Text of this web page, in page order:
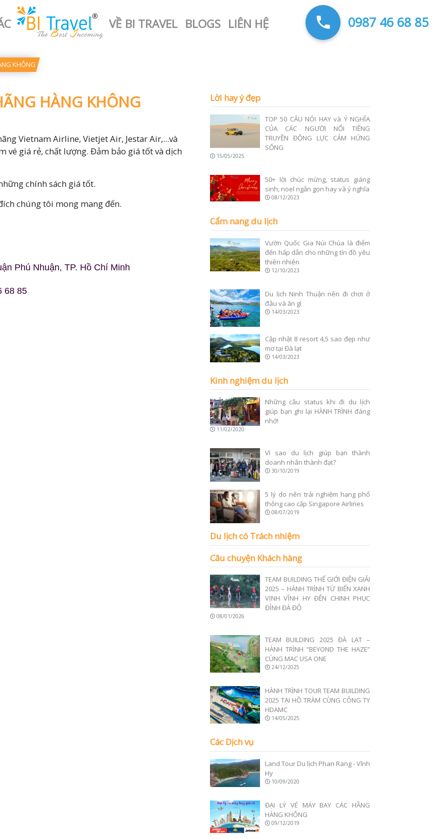
VỀ BI TRAVEL BLOGS LIÊN HỆ 0987 46 68 85
KHÔNG
HÀNG KHÔNG
Vietnam Airline, Vietjet Air, Jestar Air,...và
vé giá rẻ, chất lượng. Đảm bảo giá tốt và dịch
chính sách giá tốt.
chúng tôi mong mang đến.
Phú Nhuận, TP. Hồ Chí Minh
68 85
Lời hay ý đẹp
TOP 50 CÂU NÓI HAY và Ý NGHĨA
CỦA CÁC NGƯỜI NỔI TIẾNG
TRUYỀN ĐỘNG LỰC CẢM HỨNG
SỐNG
15/05/2025
50+ lời chúc mừng, status giáng
sinh, noel ngắn gọn hay và ý nghĩa
08/12/2023
Cẩm nang du lịch
Vườn Quốc Gia Núi Chúa là điểm
đến hấp dẫn cho những tín đồ yêu
thiên nhiên
12/10/2023
Du lịch Ninh Thuận nên đi chơi ở
đâu và ăn gì
14/03/2023
Cập nhật 8 resort 4,5 sao đẹp như
mơ tại Đà lạt
14/03/2023
Kinh nghiệm du lịch
Những câu status khi đi du lịch
giúp bạn ghi lại HÀNH TRÌNH đáng
nhớ!
11/02/2020
Vì sao du lịch giúp bạn thành
doanh nhân thành đạt?
30/10/2019
5 lý do nên trải nghiệm hạng phổ
thông cao cấp Singapore Airlines
08/07/2019
Du lịch có Trách nhiệm
Câu chuyện Khách hàng
TEAM BUILDING THẾ GIỚI ĐIỆN GIẢI
2025 – HÀNH TRÌNH TỪ BIỂN XANH
VỊNH VĨNH HY ĐẾN CHINH PHỤC
ĐỈNH ĐÁ ĐỎ
08/01/2026
TEAM BUILDING 2025 ĐÀ LẠT –
HÀNH TRÌNH “BEYOND THE HAZE”
CÙNG MAC USA ONE
24/12/2025
HÀNH TRÌNH TOUR TEAM BUILDING
2025 TẠI HỒ TRÀM CÙNG CÔNG TY
HDAMC
14/05/2025
Các Dịch vụ
Land Tour Du lịch Phan Rang - Vĩnh
Hy
10/09/2020
ĐẠI LÝ VÉ MÁY BAY CÁC HÃNG
HÀNG KHÔNG
09/12/2019